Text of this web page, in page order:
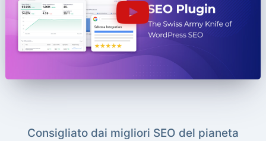
Consigliato dai migliori SEO del pianeta